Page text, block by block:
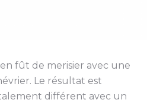
fût de merisier avec une
Le résultat est
différent avec un